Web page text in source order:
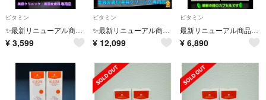
ビタミン
✨最新リニューアル商品です✨ヘリオケア ウルトラD✴️美容クリニック専用🥇👩
¥ 3,599
ビタミン
✨最新リニューアル商品です✨✴️ヘリオケア ウルトラD✴️美容クリニック専用
¥ 12,099
ビタミン
最新リニューアル商品✨✴️ヘリオケア ウルトラD🌞美容クリニック専用品です
¥ 6,890